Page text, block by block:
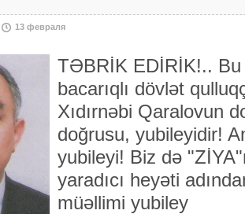
13 февраля
TƏBRİK EDİRİK!.. Bu
bacarıqlı dövlət
Xıdırnəbi Qaralovun
doğrusu, yubileyidir!
yubileyi! Biz də
yaradıcı heyəti
müəllimi yubiley